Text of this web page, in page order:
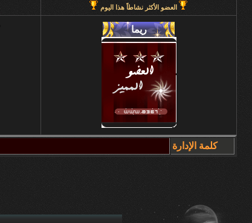
العضو الأكثر نشاطاً هذا اليوم
كلمة الإدارة